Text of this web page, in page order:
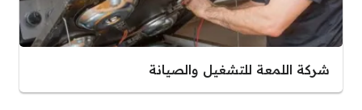
شركة اللمعة للتشغيل والصيانة